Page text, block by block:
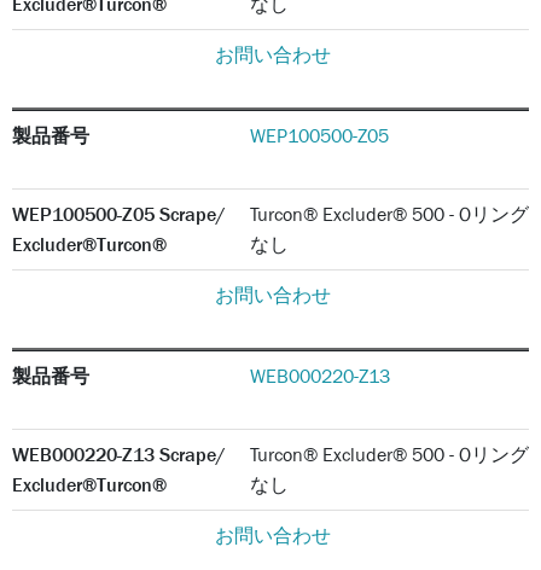
お問い合わせ
製品番号 WEP100500-Z05
WEP100500-Z05 Scrape/
Excluder®Turcon®
Turcon® Excluder® 500 - Oリング
なし
お問い合わせ
製品番号 WEB000220-Z13
WEB000220-Z13 Scrape/
Excluder®Turcon®
Turcon® Excluder® 500 - Oリング
なし
お問い合わせ